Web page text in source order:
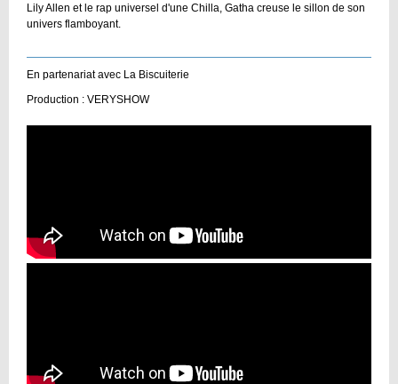
Lily Allen et le rap universel d'une Chilla, Gatha creuse le sillon de son
univers flamboyant.
En partenariat avec La Biscuiterie
Production : VERYSHOW